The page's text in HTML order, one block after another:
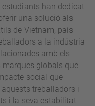
han dedicat
una solució als
de Vietnam, país
a la indústria
amb els
globals que
social que
treballadors i
i la seva estabilitat